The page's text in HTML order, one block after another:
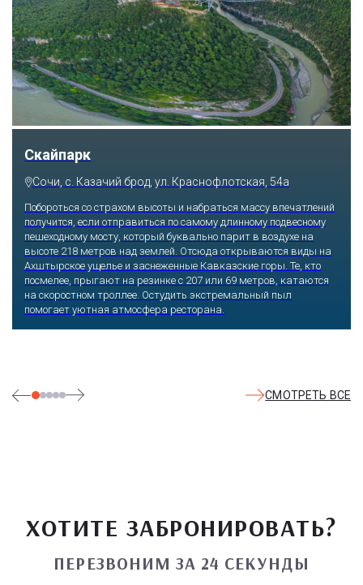
Скайпарк
Сочи, с. Казачий брод, ул. Краснофлотская, 54а
Побороться со страхом высоты и набраться массу впечатлений
получится, если отправиться по самому длинному подвесному
пешеходному мосту, который буквально парит в воздухе на
высоте 218 метров над землей. Отсюда открываются виды на
Ахштырское ущелье и заснеженные Кавказские горы. Те, кто
посмелее, прыгают на резинке с 207 или 69 метров, катаются
на скоростном троллее. Остудить экстремальный пыл
помогает уютная атмосфера ресторана.
СМОТРЕТЬ ВСЕ
ХОТИТЕ ЗАБРОНИРОВАТЬ?
ПЕРЕЗВОНИМ ЗА 24 СЕКУНДЫ